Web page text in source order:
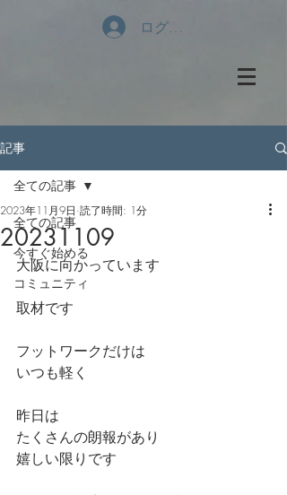
ログイン
記事
全ての記事
今すぐ始める
コミュニティ
全ての記事
20231109
2023年11月9日 読了時間: 1分
大阪に向かっています
取材です
フットワークだけは
いつも軽く
昨日は
たくさんの朗報があり
嬉しい限りです